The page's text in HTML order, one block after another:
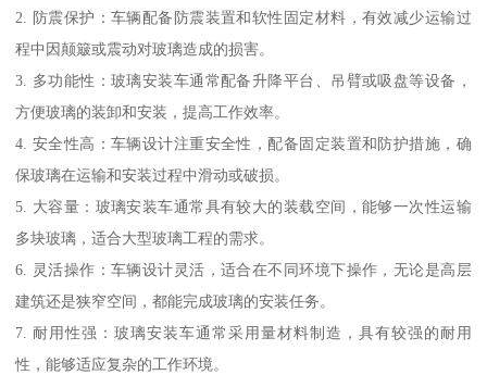
2. 防震保护：车辆配备防震装置和软性固定材料，有效减少运输过
程中因颠簸或震动对玻璃造成的损害。
3. 多功能性：玻璃安装车通常配备升降平台、吊臂或吸盘等设备，
方便玻璃的装卸和安装，提高工作效率。
4. 安全性高：车辆设计注重安全性，配备固定装置和防护措施，确
保玻璃在运输和安装过程中滑动或破损。
5. 大容量：玻璃安装车通常具有较大的装载空间，能够一次性运输
多块玻璃，适合大型玻璃工程的需求。
6. 灵活操作：车辆设计灵活，适合在不同环境下操作，无论是高层
建筑还是狭窄空间，都能完成玻璃的安装任务。
7. 耐用性强：玻璃安装车通常采用量材料制造，具有较强的耐用
性，能够适应复杂的工作环境。